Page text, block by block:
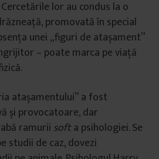
lor au condus la o
promovată în special
unei „figuri de atașament”
– poate marca pe viață
atașamentului” a fost
și provocatoare, dar
ramurii softa psihologiei. Se
studii de caz, dovezi